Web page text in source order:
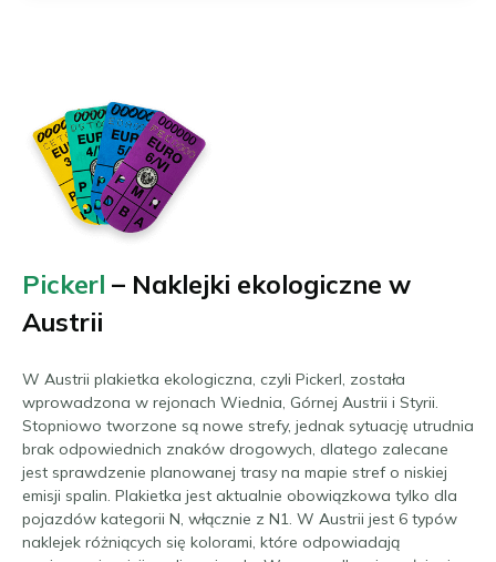
Pickerl – Naklejki ekologiczne w
Austrii
W Austrii plakietka ekologiczna, czyli Pickerl, została
wprowadzona w rejonach Wiednia, Górnej Austrii i Styrii.
Stopniowo tworzone są nowe strefy, jednak sytuację utrudnia
brak odpowiednich znaków drogowych, dlatego zalecane
jest sprawdzenie planowanej trasy na mapie stref o niskiej
emisji spalin. Plakietka jest aktualnie obowiązkowa tylko dla
pojazdów kategorii N, włącznie z N1. W Austrii jest 6 typów
naklejek różniących się kolorami, które odpowiadają